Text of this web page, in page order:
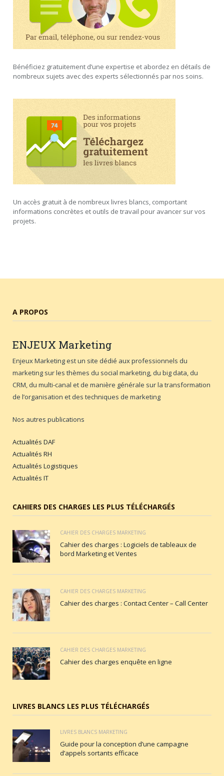
Bénéficiez gratuitement d’une expertise et abordez en détails de
nombreux sujets avec des experts sélectionnés par nos soins.
Un accès gratuit à de nombreux livres blancs, comportant
informations concrètes et outils de travail pour avancer sur vos
projets.
A PROPOS
ENJEUX Marketing
Enjeux Marketing est un site dédié aux professionnels du
marketing sur les thèmes du social marketing, du big data, du
CRM, du multi-canal et de manière générale sur la transformation
de l’organisation et des techniques de marketing
Nos autres publications
Actualités DAF
Actualités RH
Actualités Logistiques
Actualités IT
CAHIERS DES CHARGES LES PLUS TÉLÉCHARGÉS
CAHIER DES CHARGES MARKETING
Cahier des charges : Logiciels de tableaux de
bord Marketing et Ventes
CAHIER DES CHARGES MARKETING
Cahier des charges : Contact Center – Call Center
CAHIER DES CHARGES MARKETING
Cahier des charges enquête en ligne
LIVRES BLANCS LES PLUS TÉLÉCHARGÉS
LIVRES BLANCS MARKETING
Guide pour la conception d’une campagne
d’appels sortants efficace